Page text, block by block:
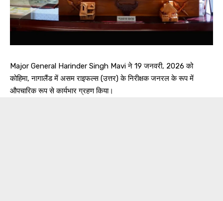
Major General Harinder Singh Mavi ने 19 जनवरी, 2026 को
कोहिमा, नागालैंड में असम राइफल्स (उत्तर) के निरीक्षक जनरल के रूप में
औपचारिक रूप से कार्यभार ग्रहण किया।